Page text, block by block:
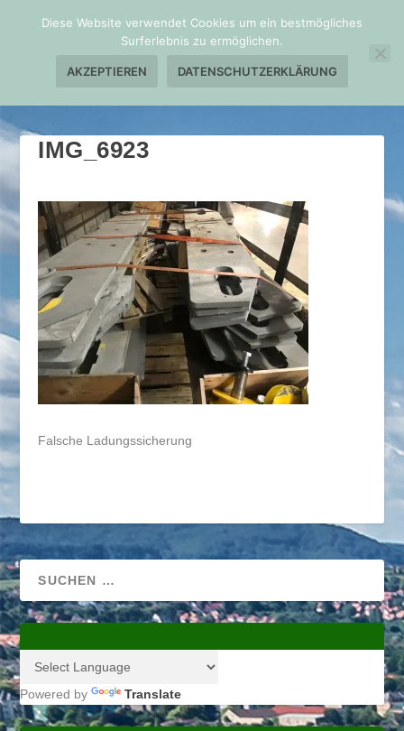
IMG_6923
Falsche Ladungssicherung
Powered by Translate
Diese Website verwendet Cookies um ein bestmögliches
Surferlebnis zu ermöglichen.
AKZEPTIEREN DATENSCHUTZERKLÄRUNG